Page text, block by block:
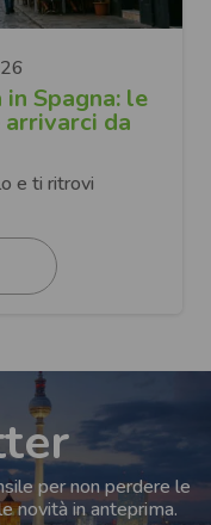
Spagna: le
da
e ti ritrovi
per non perdere le
novità in anteprima.